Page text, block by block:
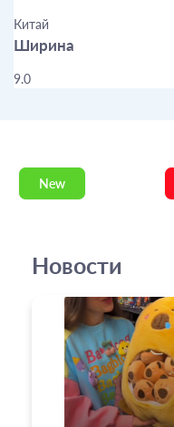
Китай
Ширина
9.0
New
Новости